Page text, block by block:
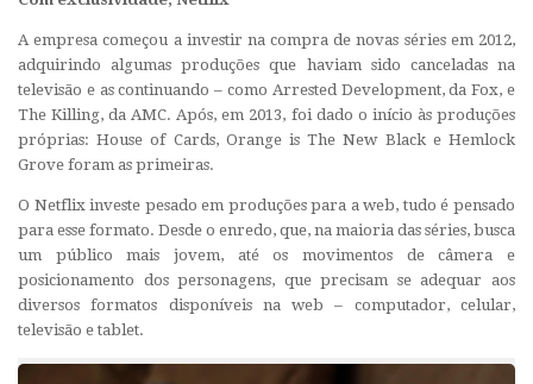
A empresa começou a investir na compra de novas séries em 2012,
adquirindo algumas produções que haviam sido canceladas na
televisão e as continuando – como Arrested Development, da Fox, e
The Killing, da AMC. Após, em 2013, foi dado o início às produções
próprias: House of Cards, Orange is The New Black e Hemlock
Grove foram as primeiras.
O Netflix investe pesado em produções para a web, tudo é pensado
para esse formato. Desde o enredo, que, na maioria das séries, busca
um público mais jovem, até os movimentos de câmera e
posicionamento dos personagens, que precisam se adequar aos
diversos formatos disponíveis na web – computador, celular,
televisão e tablet.